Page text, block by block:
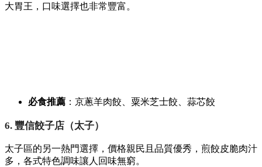
大胃王， 口味選擇也非常豐富。
必食推薦 ：京蔥羊肉餃、 粟米芝士餃、 蒜芯餃
6. 豐信餃子店（太子）
太子區的另一熱門選擇， 價格親民且品質優秀， 煎餃皮脆肉汁
多， 各式特色調味讓人回味無窮。